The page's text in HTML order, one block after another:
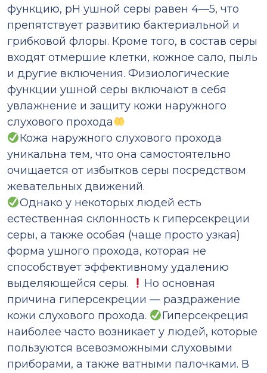
функцию, pH ушной серы равен 4—5, что
препятствует развитию бактериальной и
грибковой флоры. Кроме того, в состав серы
входят отмершие клетки, кожное сало, пыль
и другие включения. Физиологические
функции ушной серы включают в себя
увлажнение и защиту кожи наружного
слухового прохода
Кожа наружного слухового прохода
уникальна тем, что она самостоятельно
очищается от избытков серы посредством
жевательных движений.
Однако у некоторых людей есть
естественная склонность к гиперсекреции
серы, а также особая (чаще просто узкая)
форма ушного прохода, которая не
способствует эффективному удалению
выделяющейся серы.
Но основная
причина гиперсекреции — раздражение
кожи слухового прохода.
Гиперсекреция
наиболее часто возникает у людей, которые
пользуются всевозможными слуховыми
приборами, а также ватными палочками. В